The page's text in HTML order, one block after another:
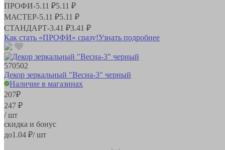
ПРОФИ-5.11 ₽5.11 ₽
МАСТЕР-5.11 ₽5.11 ₽
СТАНДАРТ-3.41 ₽3.41 ₽
Как стать «ПРОФИ» сразу!Узнать подробнее
570502
Декор зеркальный "Весна-3" черный
Наличие в магазинах
207₽
247 ₽
/ шт
скидка и бонус
до1.04 ₽/ шт